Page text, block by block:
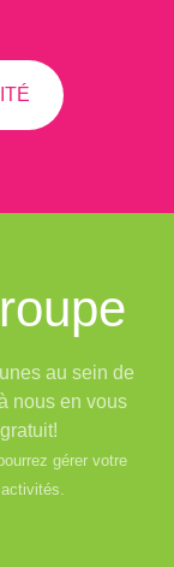
au sein de
nous en vous
gérer votre